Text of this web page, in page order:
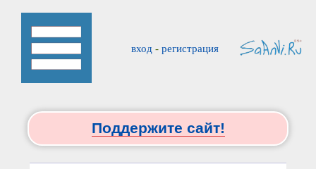
вход - регистрация
Поддержите сайт!